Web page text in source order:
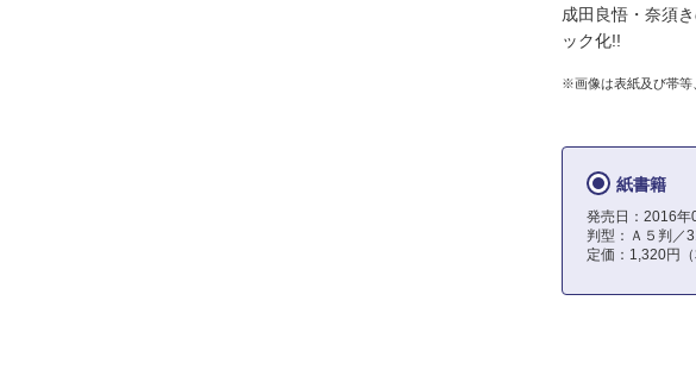
成田良悟・奈須
ック化!!
※画像は表紙及び帯等
紙書籍
発売日：2016年
判型：Ａ５判／
定価：1,320円